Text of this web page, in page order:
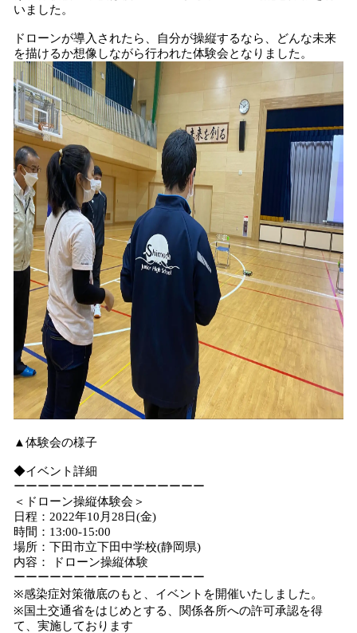
いました。
ドローンが導入されたら、自分が操縦するなら、どんな未来
を描けるか想像しながら行われた体験会となりました。
▲体験会の様子
◆イベント詳細
ーーーーーーーーーーーーーーーー
＜ドローン操縦体験会＞
日程：2022年10月28日(金)
時間：13:00-15:00
場所：下田市立下田中学校(静岡県)
内容： ドローン操縦体験
ーーーーーーーーーーーーーーーー
※感染症対策徹底のもと、イベントを開催いたしました。
※国土交通省をはじめとする、関係各所への許可承認を得
て、実施しております